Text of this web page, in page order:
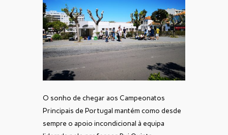
O sonho de chegar aos Campeonatos
Principais de Portugal mantém como desde
sempre o apoio incondicional à equipa